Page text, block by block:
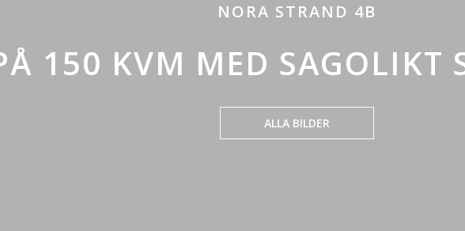
NORA STRAND 4B
150 KVM MED SAGOLIKT
ALLA BILDER